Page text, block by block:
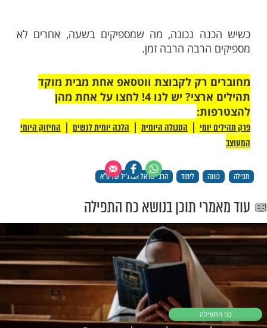
פרויקט להזיז הר, תל עפר שצריך להזיז
טוריות... והתחיל לעבוד עם עוד מספר
המרץ. בקצב הזה, עבודה מצוינת, יגלחו את
ההר ב-3 שנים. אדם אחר אמר: "למה אני צריך 10
פועלים? וציוד? תביא טרקטור אחד, שופל 970, כף אחת
שבוע-שבועיים וזה נגמר". אז הייתה עלות של
ושל נהג הטרקטור ושל המשאית. אבל
שבוע-שבועיים והוא גמר את הפרויקט. 4-5 מליון שקלים,
במקום שייתפרשו ל-3 שנים, קיבל אותם בשבוע. שניהם
ההר, השאלה היא איך וכמה...
נכונה, מה שמספיקים בשעה, אחרים לא
הרבה הרבה זמן.